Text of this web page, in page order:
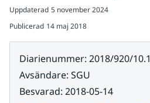
Uppdaterad 5 november 2024
Publicerad 14 maj 2018
Diarienummer: 2018/920/10.1
Avsändare: SGU
Besvarad: 2018-05-14